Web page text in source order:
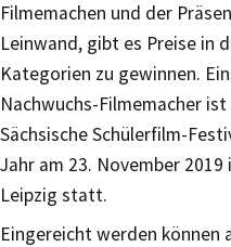
Filmemachen und der
Leinwand, gibt es Preise in
Kategorien zu gewinnen.
Nachwuchs-Filmemacher
Sächsische Schülerfilm-
Jahr am 23. November
Leipzig statt.
Eingereicht werden können